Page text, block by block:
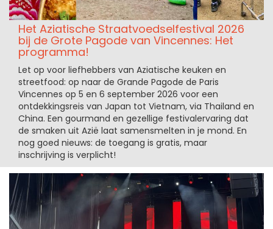
Het Aziatische Straatvoedselfestival 2026
bij de Grote Pagode van Vincennes: Het
programma!
Let op voor liefhebbers van Aziatische keuken en
streetfood: op naar de Grande Pagode de Paris
Vincennes op 5 en 6 september 2026 voor een
ontdekkingsreis van Japan tot Vietnam, via Thailand en
China. Een gourmand en gezellige festivalervaring dat
de smaken uit Azië laat samensmelten in je mond. En
nog goed nieuws: de toegang is gratis, maar
inschrijving is verplicht!